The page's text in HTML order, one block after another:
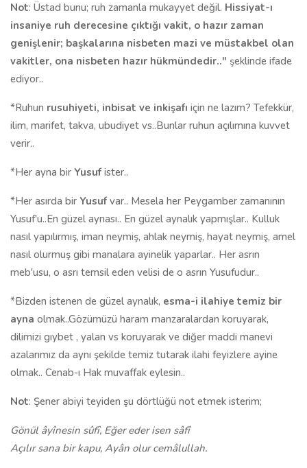
Not: Üstad bunu; ruh zamanla mukayyet değil. Hissiyat-ı
insaniye ruh derecesine çıktığı vakit, o hazır zaman
genişlenir; başkalarına nisbeten mazi ve müstakbel olan
vakitler, ona nisbeten hazır hükmündedir.." şeklinde ifade
ediyor..
*Ruhun rusuhiyeti, inbisat ve inkişafı için ne lazım? Tefekkür,
ilim, marifet, takva, ubudiyet vs..Bunlar ruhun açılımına kuvvet
verir..
*Her ayna bir Yusufister..
*Her asırda bir Yusufvar.. Mesela her Peygamber zamanının
Yusuf'u..En güzel aynası.. En güzel aynalık yapmışlar.. Kulluk
nasıl yapılırmış, iman neymiş, ahlak neymiş, hayat neymiş, amel
nasıl olurmuş gibi manalara ayinelik yaparlar.. Her asrın
meb'usu, o asrı temsil eden velisi de o asrın Yusufudur..
*Bizden istenen de güzel aynalık, esma-i ilahiye temiz bir
ayna olmak..Gözümüzü haram manzaralardan koruyarak,
dilimizi gıybet , yalan vs koruyarak ve diğer maddi manevi
azalarımız da aynı şekilde temiz tutarak ilahi feyizlere ayine
olmak.. Cenab-ı Hak muvaffak eylesin..
Not: Şener abiyi teyiden şu dörtlüğü not etmek isterim;
Gönül âyînesin sûfȋ, Eğer eder isen sâfî
Açılır sana bir kapu, Ayân olur cemâlullah.